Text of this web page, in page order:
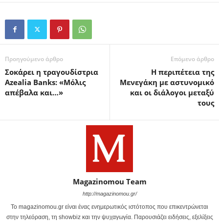
Προηγούμενο άρθρο
Σοκάρει η τραγουδίστρια
Azealia Banks: «Μόλις
απέβαλα και…»
Επόμενο άρθρο
Η περιπέτεια της
Μενεγάκη με αστυνομικό
και οι διάλογοι μεταξύ
τους
Magazinomou Team
http://magazinomou.gr/
Το magazinomou.gr είναι ένας ενημερωτικός ιστότοπος που επικεντρώνεται
στην τηλεόραση, τη showbiz και την ψυχαγωγία. Παρουσιάζει ειδήσεις, εξελίξεις